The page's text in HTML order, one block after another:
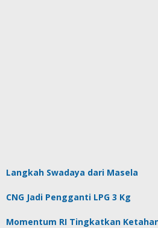
Langkah Swadaya dari Masela
CNG Jadi Pengganti LPG 3 Kg
Momentum RI Tingkatkan